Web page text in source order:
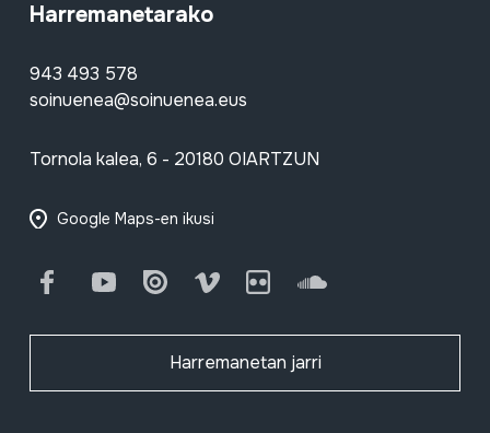
Harremanetarako
943 493 578
soinuenea@soinuenea.eus
Tornola kalea, 6 - 20180 OIARTZUN
Google Maps-en ikusi
FacebookYoutube Issuu Vimeo Flickr SoundCloud
Harremanetan jarri